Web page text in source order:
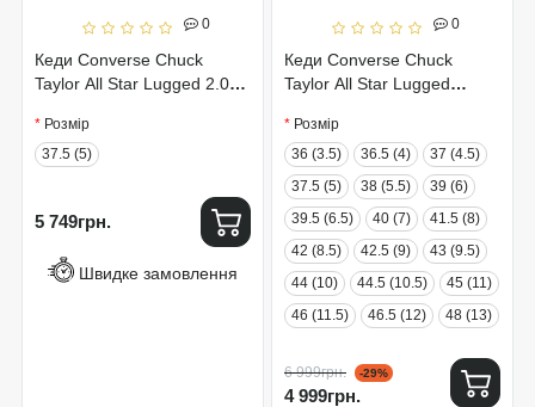
0
Кеди Converse Chuck
Taylor All Star Lugged 2.0
Розмір
37.5 (5)
5 749грн.
Швидке замовлення
0
Кеди Converse Chuck
Taylor All Star Lugged
Розмір
36 (3.5)
36.5 (4)
37 (4.5)
37.5 (5)
38 (5.5)
39 (6)
39.5 (6.5)
40 (7)
41.5 (8)
42 (8.5)
42.5 (9)
43 (9.5)
44 (10)
44.5 (10.5)
45 (11)
46 (11.5)
46.5 (12) 48 (13)
6 999грн. -29%
4 999грн.